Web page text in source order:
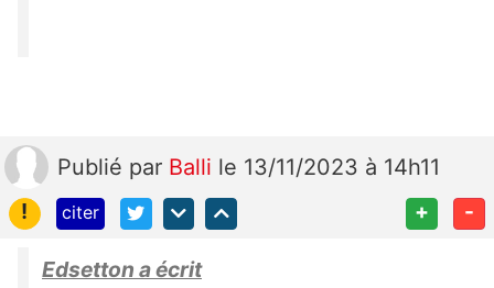
Publié par Balli le 13/11/2023 à 14h11
!
citer + -
Edsetton a écrit